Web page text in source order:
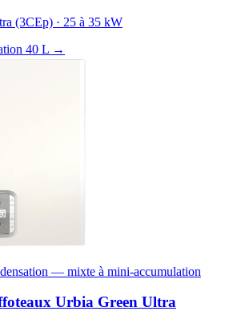
(3CEp) · 25 à 35 kW
40 L →
— mixte à mini-accumulation
Urbia Green Ultra